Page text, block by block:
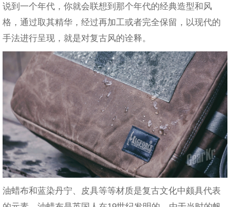
说到一个年代，你就会联想到那个年代的经典造型和风
格，通过取其精华，经过再加工或者完全保留，以现代的
手法进行呈现，就是对复古风的诠释。
油蜡布和蓝染丹宁、皮具等等材质是复古文化中颇具代表